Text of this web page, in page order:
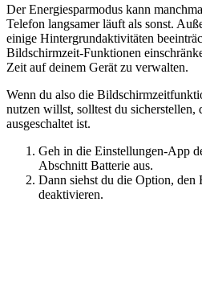
Der Energiesparmodus kann
Telefon langsamer läuft als sonst.
einige Hintergrundaktivitäten
Bildschirmzeit-Funktionen
Zeit auf deinem Gerät zu verwalten.
Wenn du also die
nutzen willst, solltest du sicherstellen,
ausgeschaltet ist.
Geh in die Einstellungen-App
Abschnitt Batterie aus.
Dann siehst du die Option, den
deaktivieren.